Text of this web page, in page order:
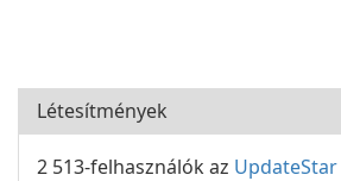
Létesítmények
2 513-felhasználók az UpdateStar